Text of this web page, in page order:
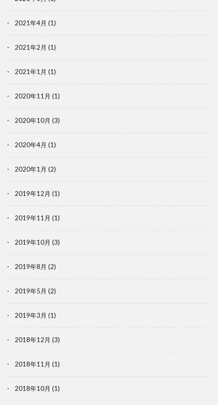
2021年4月 (1)
2021年2月 (1)
2021年1月 (1)
2020年11月 (1)
2020年10月 (3)
2020年4月 (1)
2020年1月 (2)
2019年12月 (1)
2019年11月 (1)
2019年10月 (3)
2019年8月 (2)
2019年5月 (2)
2019年3月 (1)
2018年12月 (3)
2018年11月 (1)
2018年10月 (1)